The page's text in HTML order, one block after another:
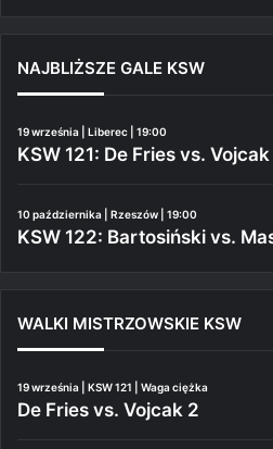
NAJBLIŻSZE GALE KSW
19 września | Liberec | 19:00
KSW 121: De Fries vs. Vojcak
10 października | Rzeszów | 19:00
KSW 122: Bartosiński vs.
WALKI MISTRZOWSKIE KSW
19 września | KSW 121 | Waga ciężka
De Fries vs. Vojcak 2